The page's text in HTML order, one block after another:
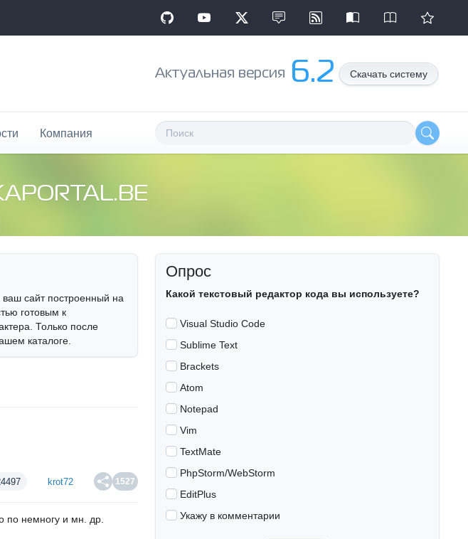
Aктуальная версия 6.2 Скачать систему
Компания
сайт построенный на
готовым к
Только после
каталоге.
krot72 1527
немногу и мн. др.
Опрос
Какой текстовый редактор кода вы используете?
Visual Studio Code
Sublime Text
Brackets
Atom
Notepad
Vim
TextMate
PhpStorm/WebStorm
EditPlus
Укажу в комментарии